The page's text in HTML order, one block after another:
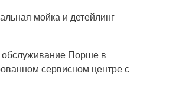
мойка и детейлинг
обслуживание Порше в
сервисном центре с